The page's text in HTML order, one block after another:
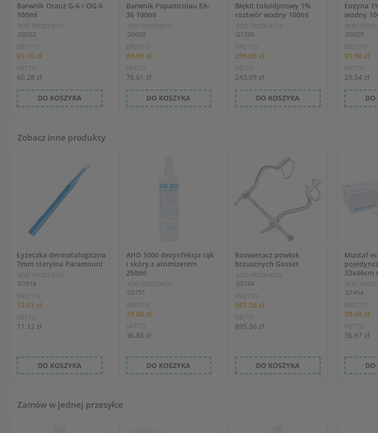
Barwnik Oranż G-6 / OG-6
100ml
KOD PRODUKTU:
G0022
BRUTTO
65.10 zł
NETTO
60.28 zł
DO KOSZYKA
Barwnik Papanicolau EA-
36 100ml
KOD PRODUKTU:
G0020
BRUTTO
84.90 zł
NETTO
78.61 zł
DO KOSZYKA
Błękit toluidynowy 1%
roztwór wodny 100ml
KOD PRODUKTU:
G1290
BRUTTO
299.00 zł
NETTO
243.09 zł
DO KOSZYKA
Eozyna
wodny
KOD
G0029
BRUTTO
31.90 zł
NETTO
29.54 zł
DO
Zobacz inne produkty
Łyżeczka dermatologiczna
7mm sterylna Paramount
KOD PRODUKTU:
G1914
BRUTTO
12.01 zł
NETTO
11.12 zł
DO KOSZYKA
AHD 1000 dezynfekcja rąk
i skóry z atomizerem
250ml
KOD PRODUKTU:
G0751
BRUTTO
39.80 zł
NETTO
36.85 zł
DO KOSZYKA
Rozwieracz powłok
brzusznych Gosset
KOD PRODUKTU:
G0184
BRUTTO
967.20 zł
NETTO
895.56 zł
DO KOSZYKA
Mustaf
33x46cm
KOD
G1454
BRUTTO
39.60 zł
NETTO
36.67 zł
DO
Zamów w jednej przesyłce